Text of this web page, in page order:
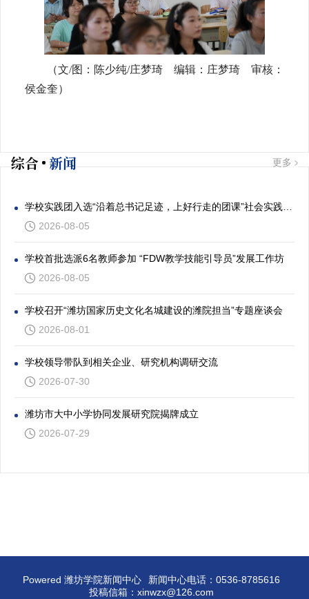
（文/图：陈少纯/庄梦琦 编辑：庄梦琦 审核：
侯金奎）
综合 新闻 更多
学校实践团入选“沿着总书记足迹，上好行走的团课”社会实践专项活动
2026-08-05
学校首批选派6名教师参加 “FDW教学技能引导员”发展工作坊
2026-08-05
学校召开“潍坊国家历史文化名城建设的潍院担当”专题座谈会
2026-08-01
学校领导带队到相关企业、研究机构调研交流
2026-07-30
潍坊市大中小学协同发展研究院揭牌成立
2026-07-29
Powered 潍坊学院新闻中心
新闻中心电话：0536-8785616
投稿信箱：xinwzx@126.com